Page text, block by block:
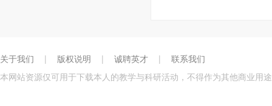
关于我们 | 版权说明 | 诚聘英才 |
联系我们
本网站资源仅可用于下载本人的教学与科研活动，不得作为其他商业用